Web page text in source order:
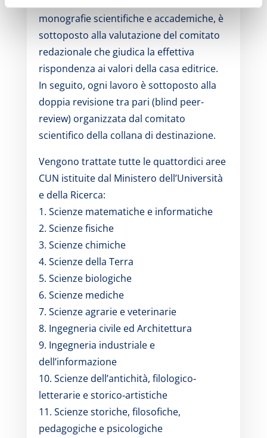
monografie scientifiche e accademiche, è
sottoposto alla valutazione del comitato
redazionale che giudica la effettiva
rispondenza ai valori della casa editrice.
In seguito, ogni lavoro è sottoposto alla
doppia revisione tra pari (blind peer-
review) organizzata dal comitato
scientifico della collana di destinazione.
Vengono trattate tutte le quattordici aree
CUN istituite dal Ministero dell’Università
e della Ricerca:
1. Scienze matematiche e informatiche
2. Scienze fisiche
3. Scienze chimiche
4. Scienze della Terra
5. Scienze biologiche
6. Scienze mediche
7. Scienze agrarie e veterinarie
8. Ingegneria civile ed Architettura
9. Ingegneria industriale e
dell’informazione
10. Scienze dell’antichità, filologico‐
letterarie e storico‐artistiche
11. Scienze storiche, filosofiche,
pedagogiche e psicologiche